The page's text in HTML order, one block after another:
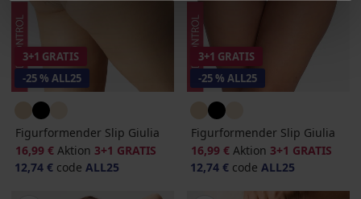
3+1 GRATIS
-25 % ALL25
Figurformender Slip Giulia
16,99 € Aktion 3+1 GRATIS
12,74 € code ALL25
3+1 GRATIS
-25 % ALL25
Figurformender Slip Giulia
16,99 € Aktion 3+1 GRATIS
12,74 € code ALL25